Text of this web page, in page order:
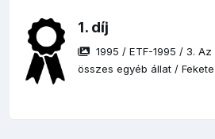
1. díj
1995 /ETF-1995 /3. Az
összes egyéb állat /